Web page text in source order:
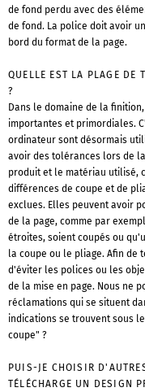
de fond perdu avec des
de fond. La police doit avoir
bord du format de la page.
QUELLE EST LA PLAGE DE
?
Dans le domaine de la
importantes et primordiales.
ordinateur sont désormais
avoir des tolérances lors de
produit et le matériau utilisé,
différences de coupe et de
exclues. Elles peuvent avoir
de la page, comme par
étroites, soient coupés ou
la coupe ou le pliage. Afin de
d'éviter les polices ou les
de la mise en page. Nous ne
réclamations qui se situent
indications se trouvent sous
coupe" ?
PUIS-JE CHOISIR
TÉLÉCHARGE UN DESIGN